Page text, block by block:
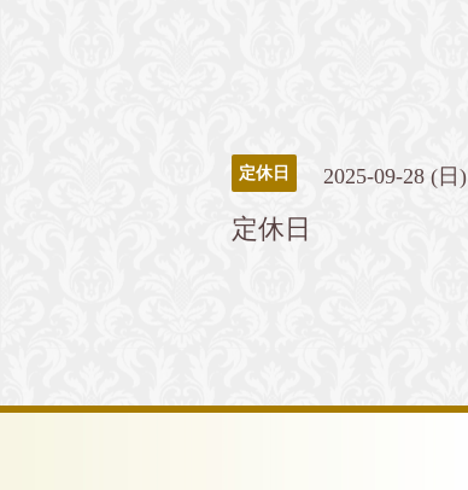
定休日 2025-09-28 (日)
定休日